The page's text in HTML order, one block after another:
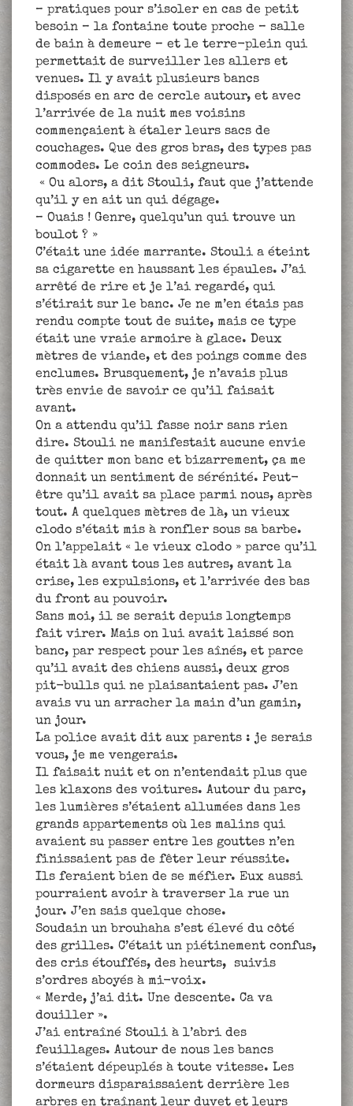
– pratiques pour s’isoler en cas de petit
besoin – la fontaine toute proche – salle
de bain à demeure – et le terre-plein qui
permettait de surveiller les allers et
venues. Il y avait plusieurs bancs
disposés en arc de cercle autour, et avec
l’arrivée de la nuit mes voisins
commençaient à étaler leurs sacs de
couchages. Que des gros bras, des types pas
commodes. Le coin des seigneurs.
« Ou alors, a dit Stouli, faut que j’attende
qu’il y en ait un qui dégage.
– Ouais ! Genre, quelqu’un qui trouve un
boulot ? »
C’était une idée marrante. Stouli a éteint
sa cigarette en haussant les épaules. J’ai
arrêté de rire et je l’ai regardé, qui
s’étirait sur le banc. Je ne m’en étais pas
rendu compte tout de suite, mais ce type
était une vraie armoire à glace. Deux
mètres de viande, et des poings comme des
enclumes. Brusquement, je n’avais plus
très envie de savoir ce qu’il faisait
avant.
On a attendu qu’il fasse noir sans rien
dire. Stouli ne manifestait aucune envie
de quitter mon banc et bizarrement, ça me
donnait un sentiment de sérénité. Peut-
être qu’il avait sa place parmi nous, après
tout. A quelques mètres de là, un vieux
clodo s’était mis à ronfler sous sa barbe.
On l’appelait « le vieux clodo » parce qu’il
était là avant tous les autres, avant la
crise, les expulsions, et l’arrivée des bas
du front au pouvoir.
Sans moi, il se serait depuis longtemps
fait virer. Mais on lui avait laissé son
banc, par respect pour les aînés, et parce
qu’il avait des chiens aussi, deux gros
pit-bulls qui ne plaisantaient pas. J’en
avais vu un arracher la main d’un gamin,
un jour.
La police avait dit aux parents : je serais
vous, je me vengerais.
Il faisait nuit et on n’entendait plus que
les klaxons des voitures. Autour du parc,
les lumières s’étaient allumées dans les
grands appartements où les malins qui
avaient su passer entre les gouttes n’en
finissaient pas de fêter leur réussite.
Ils feraient bien de se méfier. Eux aussi
pourraient avoir à traverser la rue un
jour. J’en sais quelque chose.
Soudain un brouhaha s’est élevé du côté
des grilles. C’était un piétinement confus,
des cris étouffés, des heurts, suivis
s’ordres aboyés à mi-voix.
« Merde, j’ai dit. Une descente. Ca va
douiller ».
J’ai entraîné Stouli à l’abri des
feuillages. Autour de nous les bancs
s’étaient dépeuplés à toute vitesse. Les
dormeurs disparaissaient derrière les
arbres en traînant leur duvet et leurs